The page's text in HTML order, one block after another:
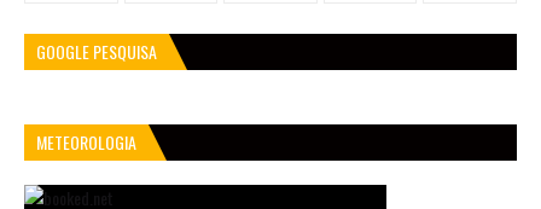
GOOGLE PESQUISA
METEOROLOGIA